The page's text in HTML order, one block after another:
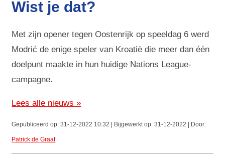
Wist je dat?
Met zijn opener tegen Oostenrijk op speeldag 6 werd
Modrić de enige speler van Kroatië die meer dan één
doelpunt maakte in hun huidige Nations League-
campagne.
Lees alle nieuws »
Gepubliceerd op: 31-12-2022 10:32 | Bijgewerkt op: 31-12-2022 | Door:
Patrick de Graaf